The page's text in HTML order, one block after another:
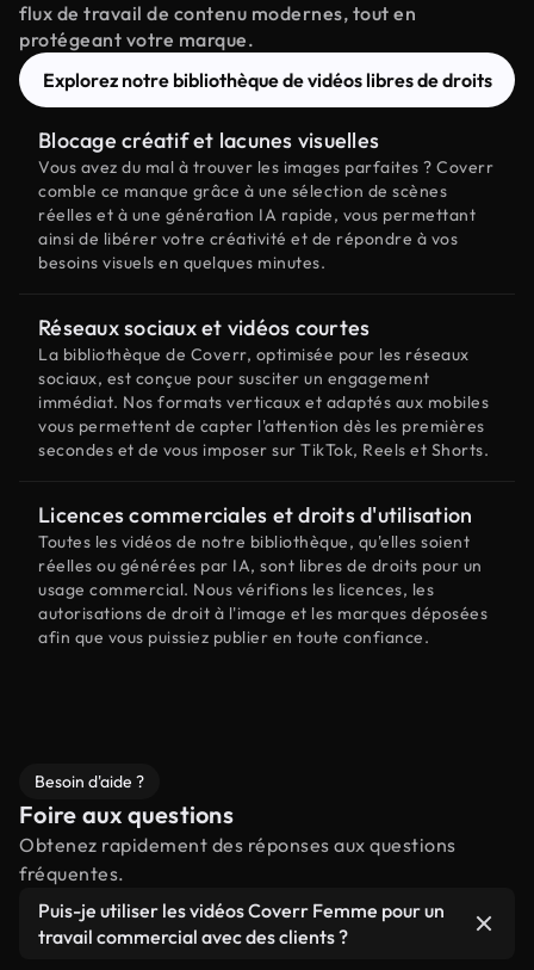
flux de travail de contenu modernes, tout en
protégeant votre marque.
Explorez notre bibliothèque de vidéos libres de droits
Blocage créatif et lacunes visuelles
Vous avez du mal à trouver les images parfaites ? Coverr
comble ce manque grâce à une sélection de scènes
réelles et à une génération IA rapide, vous permettant
ainsi de libérer votre créativité et de répondre à vos
besoins visuels en quelques minutes.
Réseaux sociaux et vidéos courtes
La bibliothèque de Coverr, optimisée pour les réseaux
sociaux, est conçue pour susciter un engagement
immédiat. Nos formats verticaux et adaptés aux mobiles
vous permettent de capter l'attention dès les premières
secondes et de vous imposer sur TikTok, Reels et Shorts.
Licences commerciales et droits d'utilisation
Toutes les vidéos de notre bibliothèque, qu'elles soient
réelles ou générées par IA, sont libres de droits pour un
usage commercial. Nous vérifions les licences, les
autorisations de droit à l'image et les marques déposées
afin que vous puissiez publier en toute confiance.
Besoin d'aide ?
Foire aux questions
Obtenez rapidement des réponses aux questions
fréquentes.
Puis-je utiliser les vidéos Coverr Femme pour un
travail commercial avec des clients ?